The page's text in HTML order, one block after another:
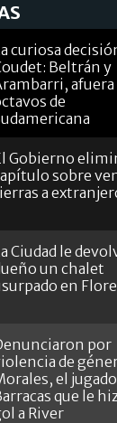
curiosa
Beltrán y
afuera
de
Gobierno
sobre
a
Ciudad le
un chalet
en
por
de
el
que le
a River